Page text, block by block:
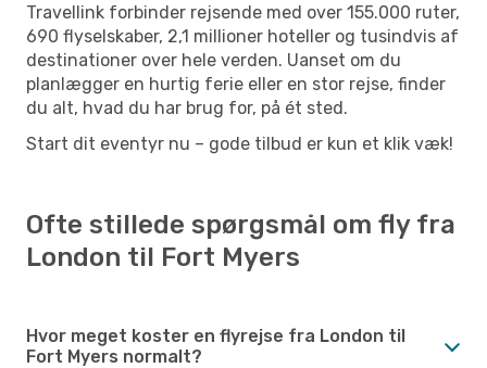
Travellink forbinder rejsende med over 155.000 ruter,
690 flyselskaber, 2,1 millioner hoteller og tusindvis af
destinationer over hele verden. Uanset om du
planlægger en hurtig ferie eller en stor rejse, finder
du alt, hvad du har brug for, på ét sted.
Start dit eventyr nu – gode tilbud er kun et klik væk!
Ofte stillede spørgsmål om fly fra
London til Fort Myers
Hvor meget koster en flyrejse fra London til
Fort Myers normalt?